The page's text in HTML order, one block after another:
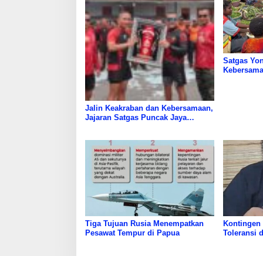
Jalin Keakraban dan Kebersamaan,
Jajaran Satgas Puncak Jaya
Satgas
Tiga Tujuan Rusia Menempatkan
Pesawat Tempur di Papua
Kontingen
Toleransi